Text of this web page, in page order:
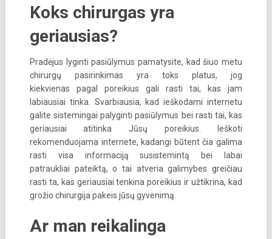
Koks chirurgas yra
geriausias?
Pradėjus lyginti pasiūlymus pamatysite, kad šiuo metu
chirurgų pasirinkimas yra toks platus, jog
kiekvienas pagal poreikius gali rasti tai, kas jam
labiausiai tinka. Svarbiausia, kad ieškodami internetu
galite sistemingai palyginti pasiūlymus bei rasti tai, kas
geriausiai atitinka Jūsų poreikius. Ieškoti
rekomenduojama internete, kadangi būtent čia galima
rasti visa informaciją susistemintą bei labai
patraukliai pateiktą, o tai atveria galimybes greičiau
rasti ta, kas geriausiai tenkina poreikius ir užtikrina, kad
grožio chirurgija pakeis jūsų gyvenimą.
Ar man reikalinga